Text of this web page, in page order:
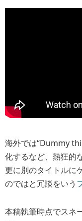
海外では“Dummy
化するなど、熱狂的
更に別のタイトルに
のではと冗談をいう
本稿執筆時点でスネ